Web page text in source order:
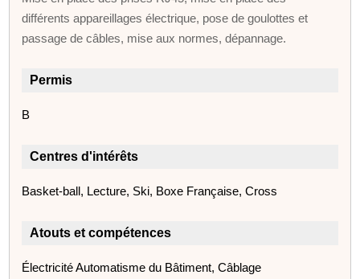
différents appareillages électrique, pose de goulottes et
passage de câbles, mise aux normes, dépannage.
Permis
B
Centres d'intérêts
Basket-ball, Lecture, Ski, Boxe Française, Cross
Atouts et compétences
Électricité Automatisme du Bâtiment, Câblage